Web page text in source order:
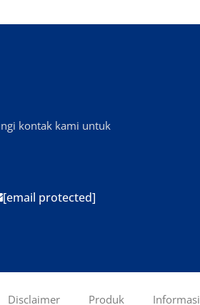
kontak kami untuk
[email protected]
Disclaimer Produk Informasi